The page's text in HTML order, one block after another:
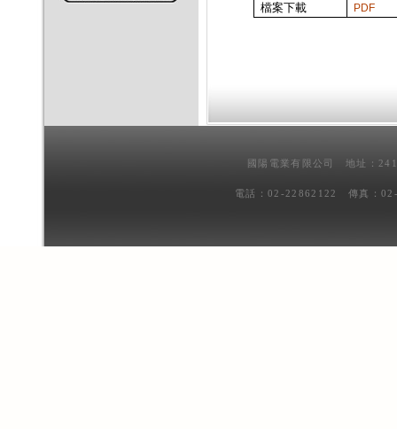
檔案下載
PDF
國陽電業有限公司 地址：
電話：02-22862122 傳真：